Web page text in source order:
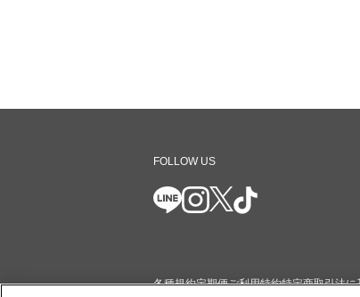
FOLLOW US
各種規約定期便ご利用特約特定商取引法に